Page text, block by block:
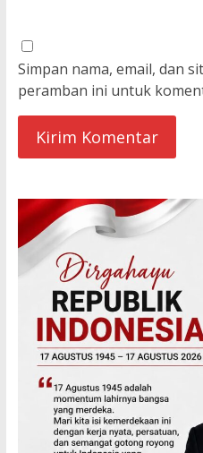
Simpan nama, email, dan
peramban ini untuk